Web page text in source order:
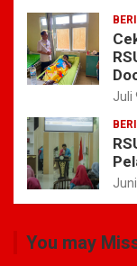
Juli
You may